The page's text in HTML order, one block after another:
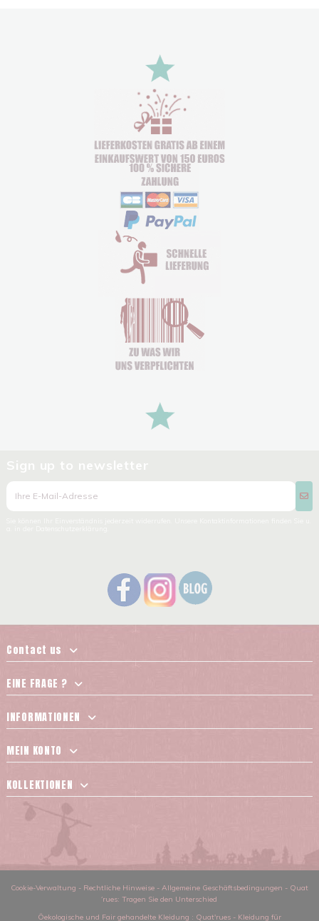
Contact us
EINE FRAGE ?
INFORMATIONEN
MEIN KONTO
KOLLEKTIONEN
Cookie-Verwaltung - Rechtliche Hinweise - Allgemeine Geschäftsbedingungen - Quat
´rues: Tragen Sie den Unterschied
Öekologische und Fair gehandelte Kleidung : Quat'rues - Kleidung für